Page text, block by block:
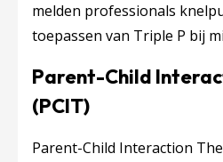
melden professionals
toepassen van Triple P bij
Parent-Child
(PCIT)
Parent-Child Interaction